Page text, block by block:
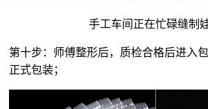
手工车间正在忙碌缝制
第十步：师傅整形后，质检合格后进入
正式包装；